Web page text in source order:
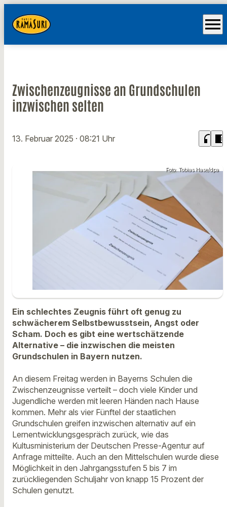
menu
Zwischenzeugnisse an Grundschulen
inzwischen selten
13. Februar 2025 · 08:21 Uhr headphones chrome_reader_mode
Foto: Tobias Hase/dpa
Ein schlechtes Zeugnis führt oft genug zu
schwächerem Selbstbewusstsein, Angst oder
Scham. Doch es gibt eine wertschätzende
Alternative – die inzwischen die meisten
Grundschulen in Bayern nutzen.
An diesem Freitag werden in Bayerns Schulen die
Zwischenzeugnisse verteilt – doch viele Kinder und
Jugendliche werden mit leeren Händen nach Hause
kommen. Mehr als vier Fünftel der staatlichen
Grundschulen greifen inzwischen alternativ auf ein
Lernentwicklungsgespräch zurück, wie das
Kultusministerium der Deutschen Presse-Agentur auf
Anfrage mitteilte. Auch an den Mittelschulen wurde diese
Möglichkeit in den Jahrgangsstufen 5 bis 7 im
zurückliegenden Schuljahr von knapp 15 Prozent der
Schulen genutzt.